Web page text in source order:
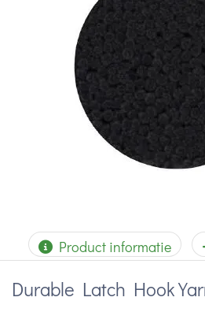
Product informatie
Durable Latch Hook